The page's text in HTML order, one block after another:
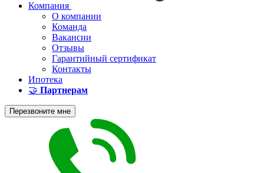
Компания
О компании
Команда
Вакансии
Отзывы
Гарантийный сертификат
Контакты
Ипотека
🤝 Партнерам
Перезвоните мне